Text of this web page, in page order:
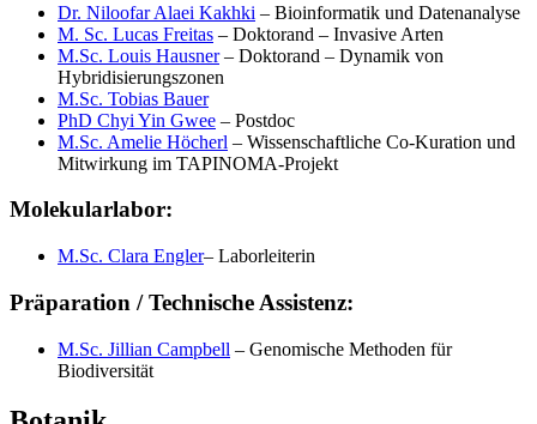
Dr. Niloofar Alaei Kakhki – Bioinformatik und Datenanalyse
M. Sc. Lucas Freitas – Doktorand – Invasive Arten
M.Sc. Louis Hausner– Doktorand – Dynamik von
Hybridisierungszonen
M.Sc. Tobias Bauer
PhD Chyi Yin Gwee – Postdoc
M.Sc. Amelie Höcherl – Wissenschaftliche Co-Kuration und
Mitwirkung im TAPINOMA-Projekt
Molekularlabor:
M.Sc. Clara Engler– Laborleiterin
Präparation / Technische Assistenz:
M.Sc. Jillian Campbell – Genomische Methoden für
Biodiversität